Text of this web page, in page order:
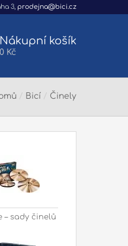
3, prodejna@bici.cz
Nákupní košík
0 Kč
/ Bicí / Činely
– sady činelů